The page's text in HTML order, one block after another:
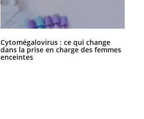
Cytomégalovirus : ce qui change
dans la prise en charge des femmes
enceintes